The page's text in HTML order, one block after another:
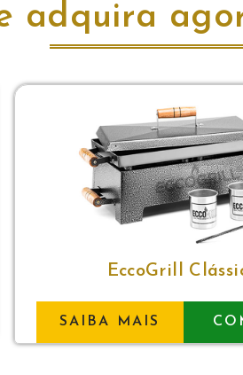
adquira
EccoGrill
SAIBA MAIS